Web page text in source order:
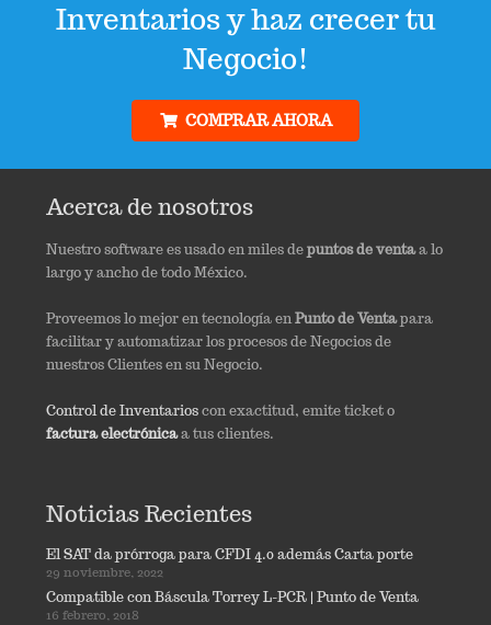
Inventarios y haz crecer tu
Negocio!
COMPRAR AHORA
Acerca de nosotros
Nuestro software es usado en miles depuntos de ventaa lo
largo y ancho de todo México.
Proveemos lo mejor en tecnología enPunto de Ventapara
facilitar y automatizar los procesos de Negocios de
nuestros Clientes en su Negocio.
Control de Inventarioscon exactitud, emite ticket o
factura electrónicaa tus clientes.
Noticias Recientes
El SAT da prórroga para CFDI 4.0 además Carta porte
29 noviembre, 2022
Compatible con Báscula Torrey L-PCR | Punto de Venta
16 febrero, 2018